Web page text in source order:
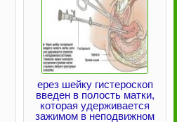
ерез шейку гистероскоп
введен в полость матки,
которая удерживается
зажимом в неподвижном